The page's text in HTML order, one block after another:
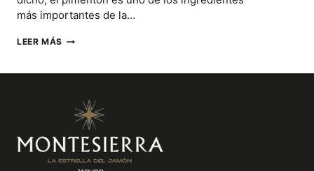
más importantes de la…
LEER MÁSHISTORIA
DEL